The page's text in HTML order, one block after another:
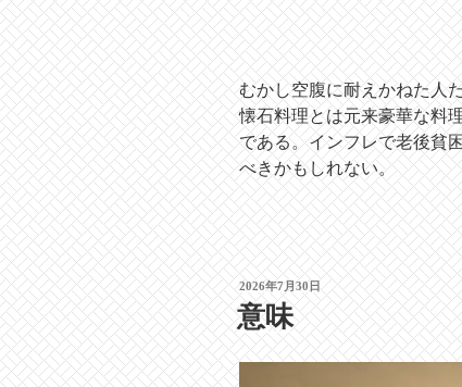
むかし空腹に耐えかねた人
懐石料理とは元来豪華な料
である。インフレで老後貧
べきかもしれない。
投
稿
日:
2026年7月30日
意味